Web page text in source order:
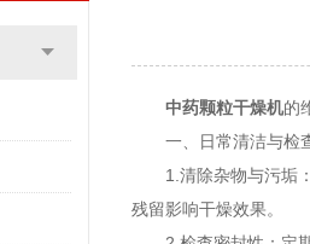
中药颗粒干燥机的
一、日常清洁与检
1.清除杂物与污垢：
残留影响干燥效果。